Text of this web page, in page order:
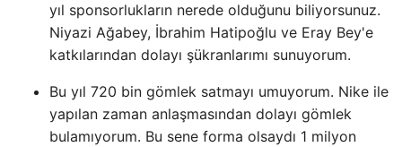
yıl sponsorlukların nerede olduğunu biliyorsunuz.
Niyazi Ağabey, İbrahim Hatipoğlu ve Eray Bey'e
katkılarından dolayı şükranlarımı sunuyorum.
Bu yıl 720 bin gömlek satmayı umuyorum. Nike ile
yapılan zaman anlaşmasından dolayı gömlek
bulamıyorum. Bu sene forma olsaydı 1 milyon